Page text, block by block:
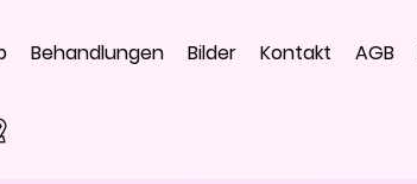
Behandlungen Bilder Kontakt AGB